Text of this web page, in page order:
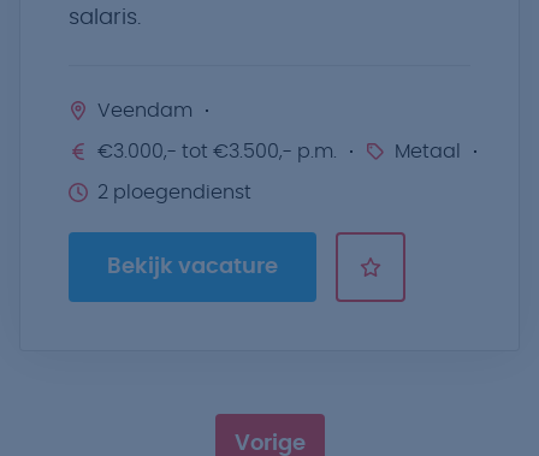
salaris.
Veendam
€3.000,- tot €3.500,- p.m. Metaal
2 ploegendienst
Bekijk vacature
Vorige